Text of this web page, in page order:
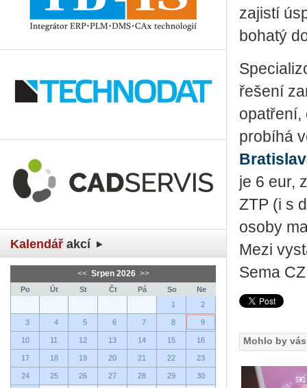
Kalendář akcí
<< Srpen 2026 >>
Po Út St Čt Pá So
Ne
1
2
3 4 5 6 7 8 9
10 11 12 13 14 15 16
17 18 19 20 21 22 23
24 25 26 27 28 29 30
zajistí
bohatý
řešení
opatření,
probíhá
je 6 eur,
ZTP (i s
osoby
Mezi
Sema
Mohlo by